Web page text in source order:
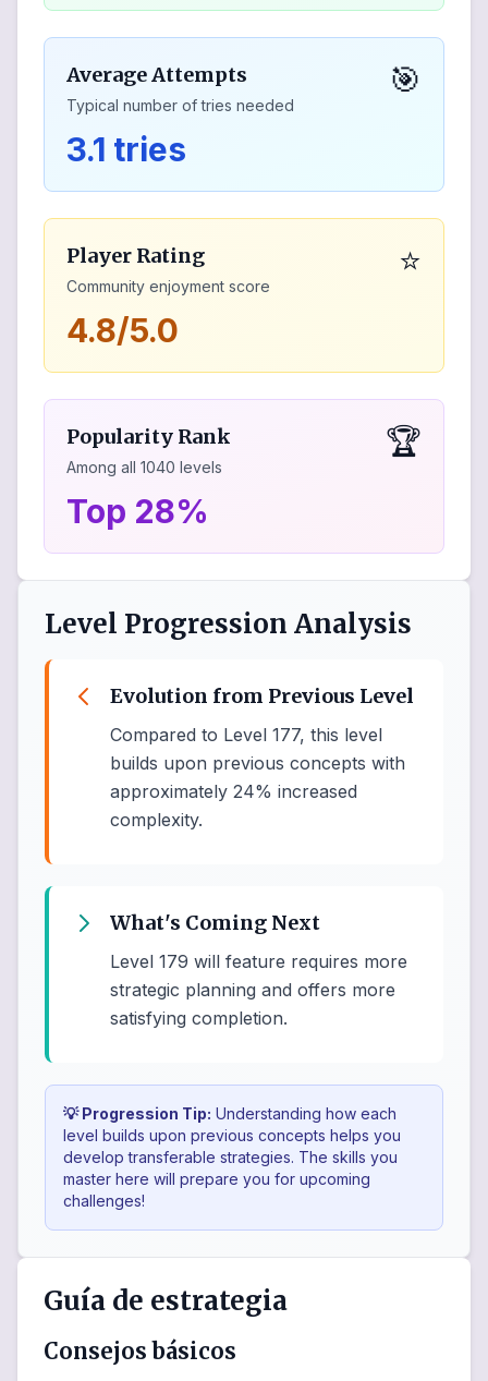
Average Attempts
Typical number of tries needed
🎯
3.1 tries
Player Rating
Community enjoyment score
⭐
4.8/5.0
Popularity Rank
Among all 1040 levels
🏆
Top 28%
Level Progression Analysis
Evolution from Previous Level
Compared to Level 177, this level
builds upon previous concepts with
approximately 24% increased
complexity.
What's Coming Next
Level 179 will feature requires more
strategic planning and offers more
satisfying completion.
💡 Progression Tip: Understanding how each
level builds upon previous concepts helps you
develop transferable strategies. The skills you
master here will prepare you for upcoming
challenges!
Guía de estrategia
Consejos básicos